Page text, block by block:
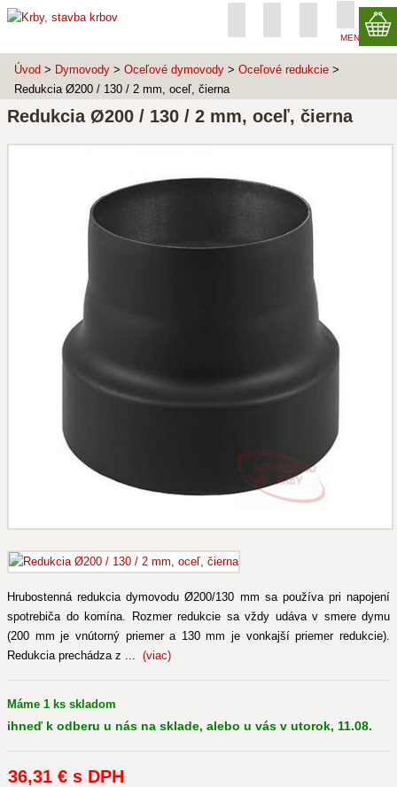
MENU
Úvod > Dymovody > Oceľové dymovody > Oceľové redukcie >
Redukcia Ø200 / 130 / 2 mm, oceľ, čierna
Redukcia Ø200 / 130 / 2 mm, oceľ, čierna
Hrubostenná redukcia dymovodu Ø200/130 mm sa používa pri napojení
spotrebiča do komína. Rozmer redukcie sa vždy udáva v smere dymu
(200 mm je vnútorný priemer a 130 mm je vonkajší priemer redukcie).
Redukcia prechádza z ... (viac)
Máme 1 ks skladom
ihneď k odberu u nás na sklade, alebo u vás v utorok, 11.08.
36,31 € s DPH